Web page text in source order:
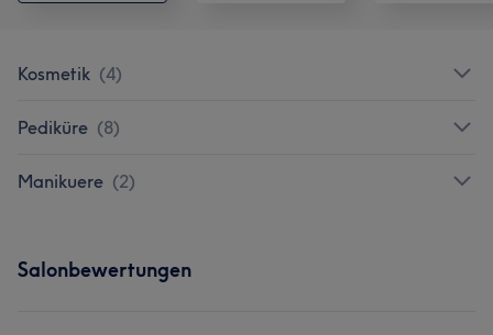
Kosmetik (4)
Pediküre (8)
Manikuere (2)
Salonbewertungen